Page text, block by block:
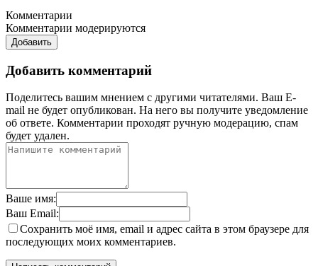
Комментарии
Комментарии модерируются
Добавить
Добавить комментарий
Поделитесь вашим мнением с другими читателями. Ваш E-
mail не будет опубликован. На него вы получите уведомление
об ответе. Комментарии проходят ручную модерацию, спам
будет удален.
Ваше имя:
Ваш Email:
Сохранить моё имя, email и адрес сайта в этом браузере для
последующих моих комментариев.